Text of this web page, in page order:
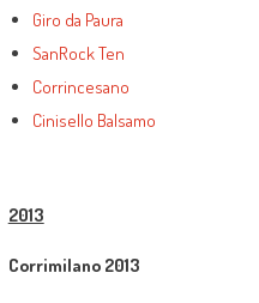
Giro da Paura
SanRock Ten
Corrincesano
Cinisello Balsamo
2013
Corrimilano 2013